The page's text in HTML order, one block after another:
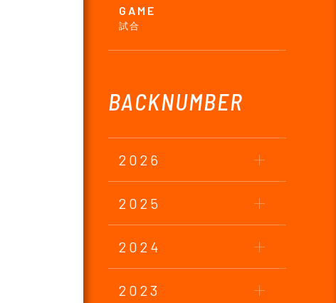
GAME
試合
BACKNUMBER
2026
2025
2024
2023